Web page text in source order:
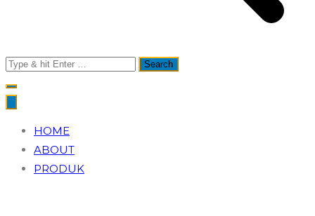
Search
for:
HOME
ABOUT
PRODUK